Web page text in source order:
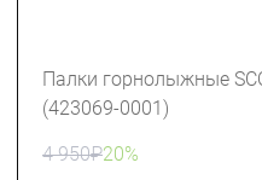
Палки горнолыжные
(423069-0001)
4 950₽20%